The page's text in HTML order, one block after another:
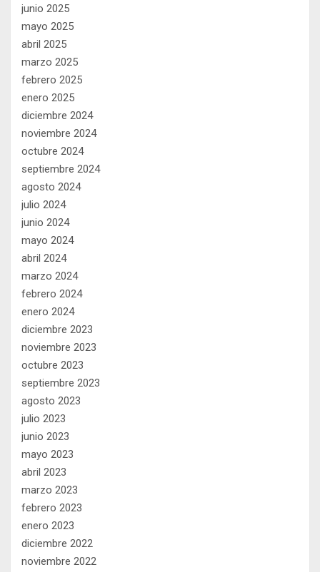
junio 2025
mayo 2025
abril 2025
marzo 2025
febrero 2025
enero 2025
diciembre 2024
noviembre 2024
octubre 2024
septiembre 2024
agosto 2024
julio 2024
junio 2024
mayo 2024
abril 2024
marzo 2024
febrero 2024
enero 2024
diciembre 2023
noviembre 2023
octubre 2023
septiembre 2023
agosto 2023
julio 2023
junio 2023
mayo 2023
abril 2023
marzo 2023
febrero 2023
enero 2023
diciembre 2022
noviembre 2022